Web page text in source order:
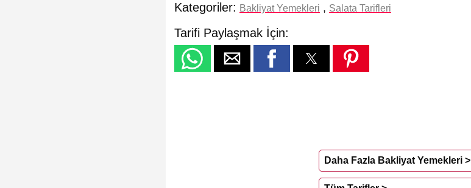
Kategoriler: Bakliyat Yemekleri , Salata Tarifleri
Tarifi Paylaşmak İçin:
Daha Fazla Bakliyat Yemekleri >